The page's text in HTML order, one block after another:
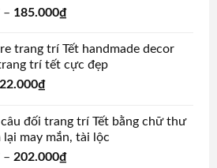
– 185.000₫
trang trí Tết handmade decor
trí tết cực đẹp
22.000₫
đối trang trí Tết bằng chữ thư
lại may mắn, tài lộc
– 202.000₫